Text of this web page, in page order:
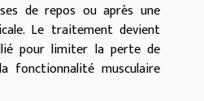
de repos ou après une
Le traitement devient
pour limiter la perte de
fonctionnalité musculaire